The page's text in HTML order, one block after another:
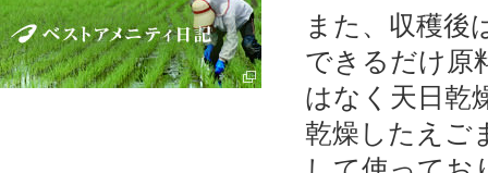
また、収穫後
できるだけ原
はなく天日乾
乾燥したえご